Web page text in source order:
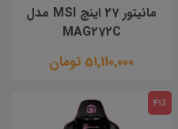
مانیتور 27 اینچ MSI مدل
MAG272C
51,110,000 تومان
41٪